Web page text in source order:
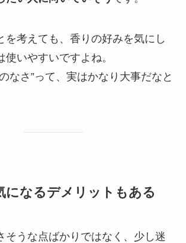
を考えても、香りの好みを気にし
使いやすいですよね。
なさ”って、実はかなり大事だなと
になるデメリットもある
そうな点ばかりではなく、少し迷